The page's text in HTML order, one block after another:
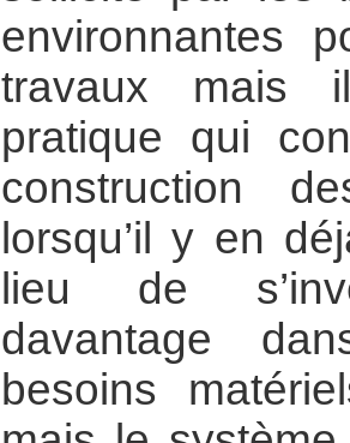
environnantes
travaux mais
pratique qui
construction
lorsqu’il y en
lieu de
davantage
besoins